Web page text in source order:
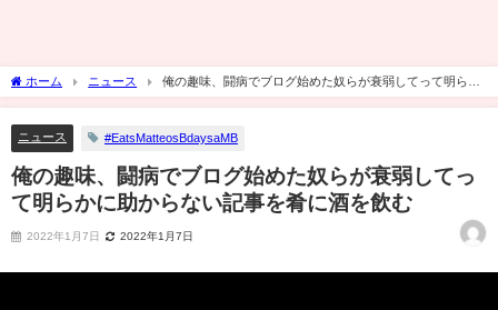
ホーム ニュース
俺の趣味、闘病でブログ始めた奴らが衰弱してって明らか
に助からない記事を肴に酒を飲む
ニュース #EatsMatteosBdaysaMB
俺の趣味、闘病でブログ始めた奴らが衰弱してっ
て明らかに助からない記事を肴に酒を飲む
2022年1月7日 2022年1月7日